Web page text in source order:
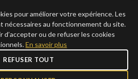
pour améliorer votre expérience. Les
nécessaires au fonctionnement du site.
d’accepter ou de refuser les cookies
En savoir plus
REFUSER TOUT